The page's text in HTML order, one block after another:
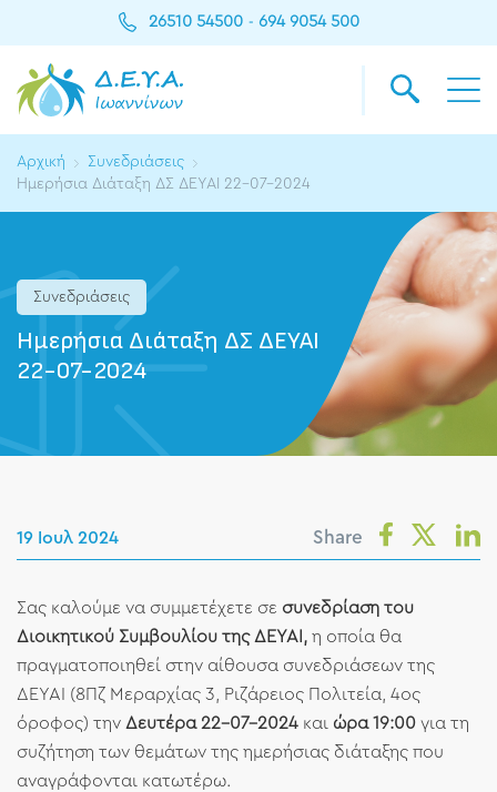
26510 54500 - 694 9054 500
Αρχική
Συνεδριάσεις
Ημερήσια Διάταξη ΔΣ ΔΕΥΑΙ 22-07-2024
Συνεδριάσεις
Ημερήσια Διάταξη ΔΣ ΔΕΥΑΙ
22-07-2024
19 Ιουλ 2024 Share
Σας καλούμε να συμμετέχετε σε συνεδρίαση του
Διοικητικού Συμβουλίου της ΔΕΥΑΙ, η οποία θα
πραγματοποιηθεί στην αίθουσα συνεδριάσεων της
ΔΕΥΑΙ (8Πζ Μεραρχίας 3, Ριζάρειος Πολιτεία, 4ος
όροφος) την Δευτέρα 22-07-2024 και ώρα 19:00 για τη
συζήτηση των θεμάτων της ημερήσιας διάταξης που
αναγράφονται κατωτέρω.